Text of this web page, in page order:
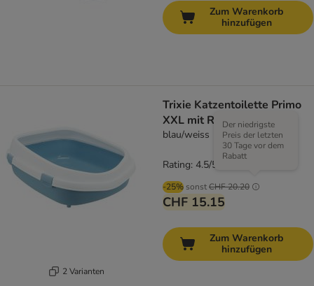
Zum Warenkorb
hinzufügen
2 Varianten
Trixie Katzentoilette Primo
XXL mit Rand
blau/weiss
-25% sonstCHF 20.20
Der niedrigste
Preis der letzten
30 Tage vor dem
Rabatt
CHF 15.15
Rating: 4.5/5
Zum Warenkorb
hinzufügen